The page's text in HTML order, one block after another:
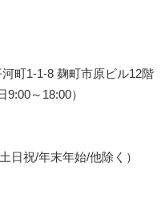
町1-1-8 麹町市原ビル12階
～18:00）
日祝/年末年始/他除く）